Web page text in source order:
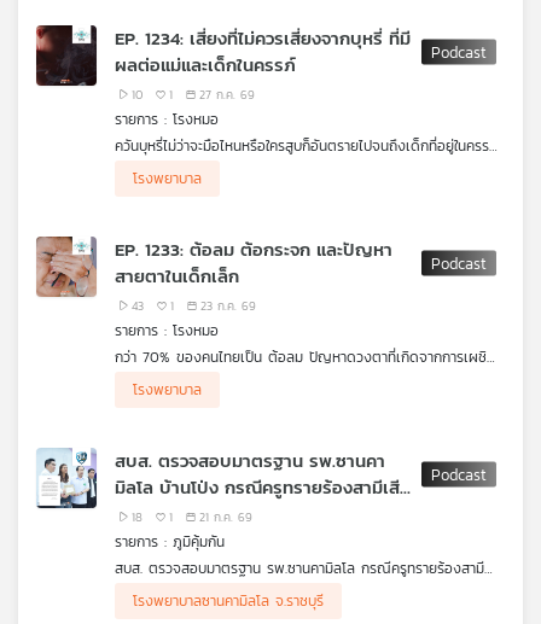
สาธารณสุขและทางโรงพยาบาลได้ยอมรับว่าไม่เหมาะสม และตั้ง
กรรมการสอบสวนข้อเท็จจริงแล้ว ส่วนสาเหตุการเสียชีวิตของทารก
วัย 5 วันยืนยันว่าเกิดจากภาวะป่วยรุนแรงตั้งแต่แรกเกิด
ฟังเสียงความทุกข์หัวอกพ่อแม่เด็ก
ฟังเสียงแถลงของ ผอ.โรงพยาบาลอ่างทอง
ฟังเสียง รองอธิบดีกรมสนับสนุนบริการสุขภาพ กรณีการติดกล้อง
วงจรปิดในห้อง ICU
ตอน ผลิตภัณฑ์เสริมอาหารที่มีเมลาโทนินซื้อมาใช้เองอันตรายหรือไม่
EP. 1234: เสี่ยงที่ไม่ควรเสี่ยงจากบุหรี่ ที่มี
ผลต่อแม่และเด็กในครรภ์
10 1 27 ก.ค. 69
รายการ : โรงหมอ
ควันบุหรี่ไม่ว่าจะมือไหนหรือใครสูบก็อันตรายไปจนถึงเด็กที่อยู่ในครรภ์
ยิ่งคนที่สูบกำลังจะเป็นพ่อที่ต้องใกล้ชิดแม่หรือตัวแม่เอง เด็กก็ยิ่ง
เสี่ยงมากขึ้นจากประมาณสารพิษที่มีกว่า 7,000 ชนิดในบุหรี่เพียง 1
ปกติทางร่างกาย สติปัญญา และการเรียนรู้ในอนาคตของเด็กได้ แม่
และเด็กในครรภ์ต้องเสี่ยงอะไรบ้าง รายการ โรงหมอ เล่าให้ฟังค่ะ
โรงพยาบาล
EP. 1233: ต้อลม ต้อกระจก และปัญหา
สายตาในเด็กเล็ก
43 1 23 ก.ค. 69
รายการ : โรงหมอ
กว่า 70% ของคนไทยเป็น ต้อลม ปัญหาดวงตาที่เกิดจากการเผชิญ
กับสภาพอากาศในประเทศ ทั้งลมแรงและแดดจัดตลอดปี นอกจากนี้
อีกหนึ่งปัญหาดวงตาที่คนไทยและทั่วโลกทุกคนต้องเป็นแน่นอนและหนี
การตรวจดวงตาเป็นประจำทุกปี โดยเฉพาะคนที่มีอายุ 40 ปีขึ้นไป
สำหรับเด็กเล็กตั้งแต่แรกเกิด ดวงตาก็อาจมีปัญหาได้ แต่จะรู้หรือ
สังเกตได้อย่างไร ที่สำคัญแว่นกันแดดสีดำ ไม่ได้หมายความว่า
กันแดดได้จริง เพราะอะไร รายการ โรงหมอ เล่าให้ฟังค่ะ
โรงพยาบาล
สบส. ตรวจสอบมาตรฐาน รพ.ซานคา
มิลโล บ้านโป่ง กรณีครูทรายร้องสามีเสีย
ชีวิต เหตุหมอไม่ตรวจคลื่นไฟฟ้าหัวใจ /
สาร PFAS หรือสารเคมีชั่วนิรันดร์ ใน
อุปกรณ์กีฬา
18 1 21 ก.ค. 69
รายการ : ภูมิคุ้มกัน
สบส. ตรวจสอบมาตรฐาน รพ.ซานคามิลโล กรณีครูทรายร้องสามี
เสียชีวิต เหตุหมอไม่ตรวจคลื่นไฟฟ้าหัวใจ
จากกรณีครูทรายร้องเรียนสามีมีอาการป่วยที่สงสัยว่าจะเป็นโรคเกี่ยว
โรงพยาบาลซานคามิลโล จ.ราชบุรี